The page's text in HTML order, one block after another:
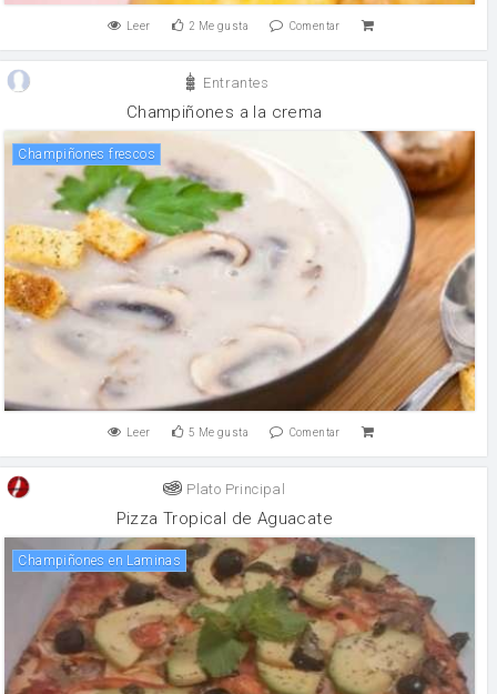
Leer 2 Me gusta Comentar
Entrantes
Champiñones a la crema
champiñones frescos
Leer 5 Me gusta Comentar
Plato Principal
Pizza Tropical de Aguacate
Champiñones en Laminas